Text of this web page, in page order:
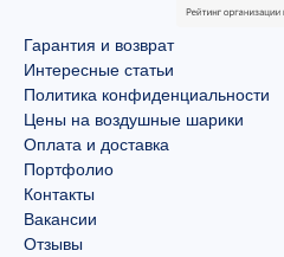
Гарантия и возврат
Интересные статьи
Политика конфиденциальности
Цены на воздушные шарики
Оплата и доставка
Портфолио
Контакты
Вакансии
Отзывы